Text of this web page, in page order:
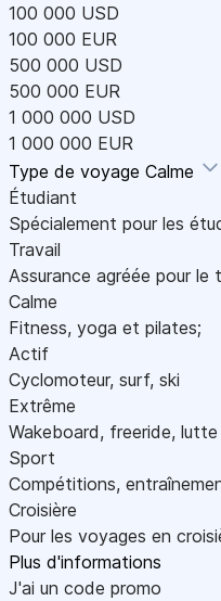
100 000 USD
100 000 EUR
500 000 USD
500 000 EUR
1 000 000 USD
1 000 000 EUR
Type de voyage Calme
Étudiant
Spécialement pour les
Travail
Assurance agréée pour le
Calme
Fitness, yoga et pilates;
Actif
Cyclomoteur, surf, ski
Extrême
Wakeboard, freeride, lutte
Sport
Compétitions,
Croisière
Pour les voyages en
Plus d'informations
J'ai un code promo